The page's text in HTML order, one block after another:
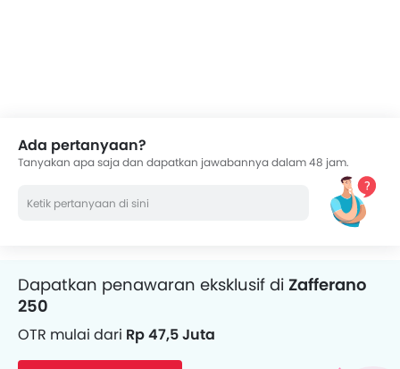
Ada pertanyaan?
Tanyakan apa saja dan dapatkan jawabannya dalam 48 jam.
Dapatkan penawaran eksklusif di Zafferano
250
OTR mulai dari Rp 47,5 Juta